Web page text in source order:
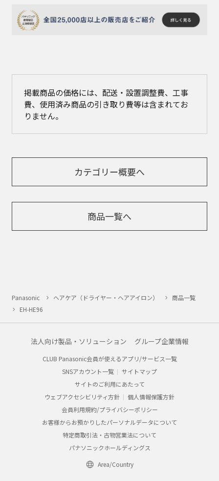
掲載商品の価格には、配送・設置調整費、工事
費、使用済み商品の引き取り費等は含まれてお
りません。
カテゴリー概要へ
商品一覧へ
Panasonic ヘアケア（ドライヤー・ヘアアイロン）
商品一覧
EH-HE96
法人向け製品・ソリューション グループ企業情報
CLUB Panasonic会員が使えるアプリ/サービス一覧
SNSアカウント一覧
サイトマップ
サイトのご利用にあたって
ウェブアクセシビリティ方針
個人情報保護方針
会員利用規約/プライバシーポリシー
お客様からお預かりしたパーソナルデータについて
特定商取引法・古物営業法について
パナソニックホールディングス
Area/Country